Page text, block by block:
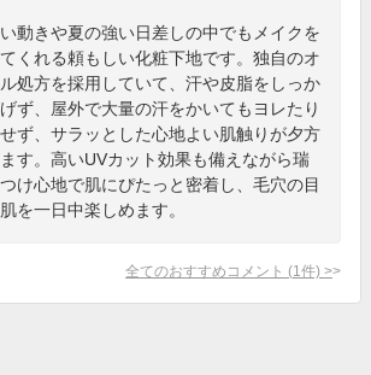
動きや夏の強い日差しの中でもメイクを
くれる頼もしい化粧下地です。独自のオ
処方を採用していて、汗や皮脂をしっか
ず、屋外で大量の汗をかいてもヨレたり
ず、サラッとした心地よい肌触りが夕方
す。高いUVカット効果も備えながら瑞
け心地で肌にぴたっと密着し、毛穴の目
を一日中楽しめます。
全てのおすすめコメント (1 件) >